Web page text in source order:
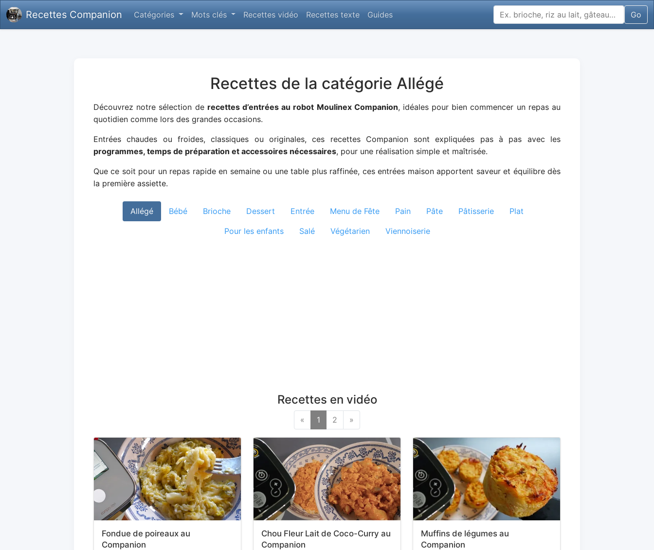
Recettes Companion Catégories Mots clés Recettes vidéo Recettes texte Guides Go
Recettes de la catégorie Allégé
Découvrez notre sélection de recettes d’entrées au robot Moulinex Companion, idéales pour bien commencer un repas au
quotidien comme lors des grandes occasions.
Entrées chaudes ou froides, classiques ou originales, ces recettes Companion sont expliquées pas à pas avec les
programmes, temps de préparation et accessoires nécessaires, pour une réalisation simple et maîtrisée.
Que ce soit pour un repas rapide en semaine ou une table plus raffinée, ces entrées maison apportent saveur et équilibre dès
la première assiette.
Allégé Bébé Brioche Dessert Entrée Menu de Fête Pain Pâte Pâtisserie Plat
Pour les enfants Salé Végétarien Viennoiserie
Recettes en vidéo
« 1 2 »
Fondue de poireaux au
Companion
Chou Fleur Lait de Coco-Curry au
Companion
Muffins de légumes au
Companion